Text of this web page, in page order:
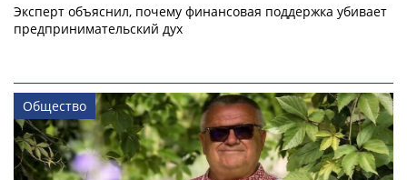
Эксперт объяснил, почему финансовая поддержка убивает
предпринимательский дух
Общество